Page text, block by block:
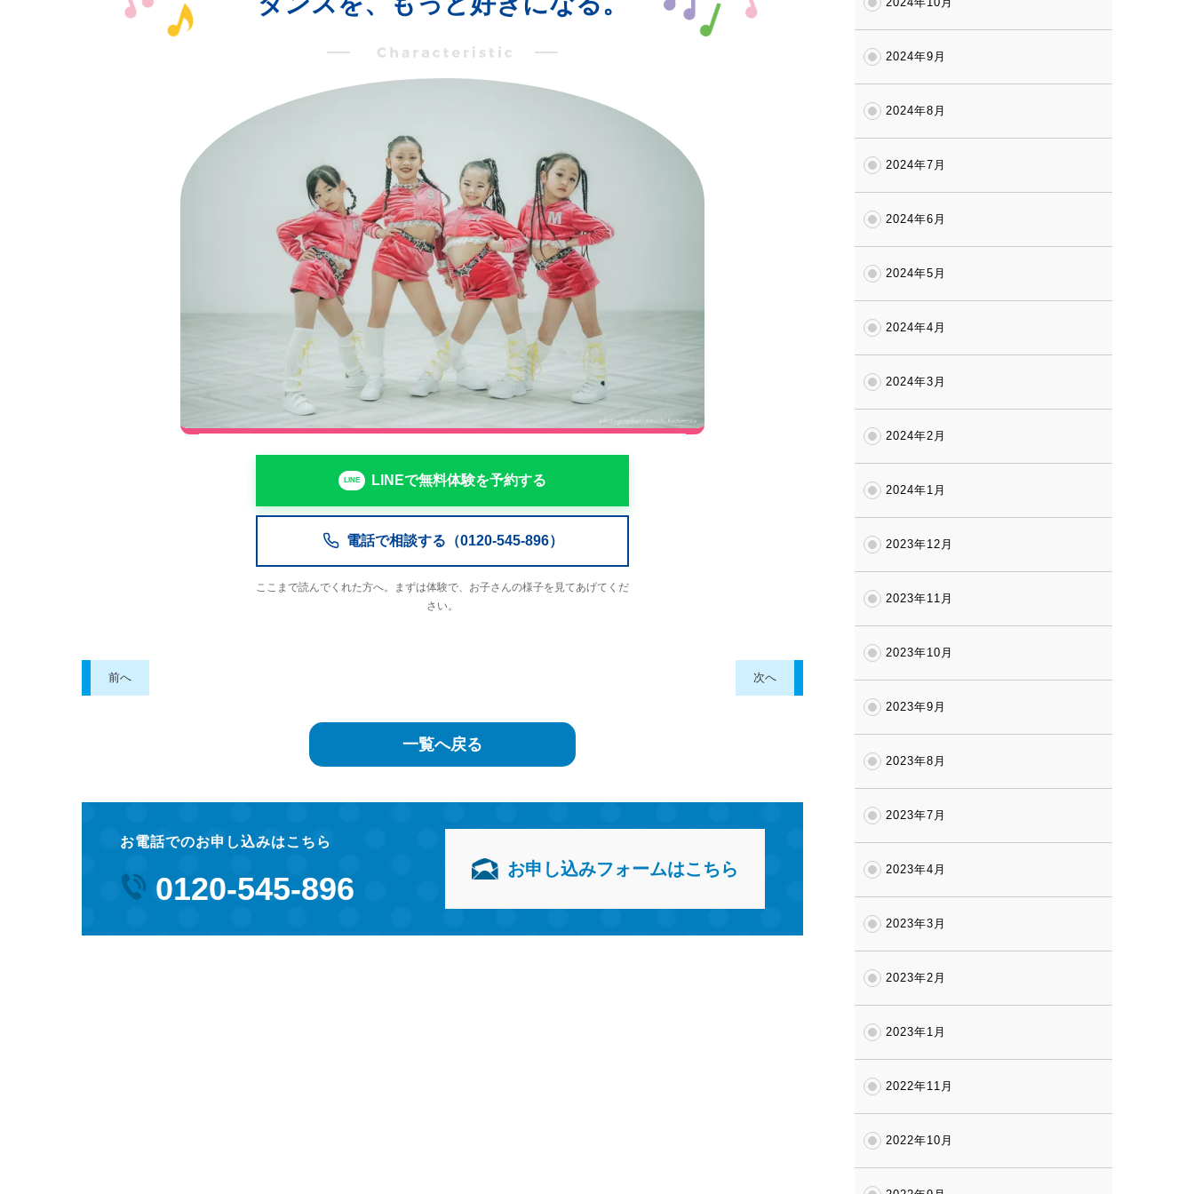
LINEで無料体験を予約する
電話で相談する（0120-545-896）
ここまで読んでくれた方へ。まずは体験で、お子さんの様子を見てあげてくだ
さい。
前へ 次へ
一覧へ戻る
お電話でのお申し込みはこちら
0120-545-896
お申し込みフォームはこちら
2024年9月
2024年8月
2024年7月
2024年6月
2024年5月
2024年4月
2024年3月
2024年2月
2024年1月
2023年12月
2023年11月
2023年10月
2023年9月
2023年8月
2023年7月
2023年4月
2023年3月
2023年2月
2023年1月
2022年11月
2022年10月